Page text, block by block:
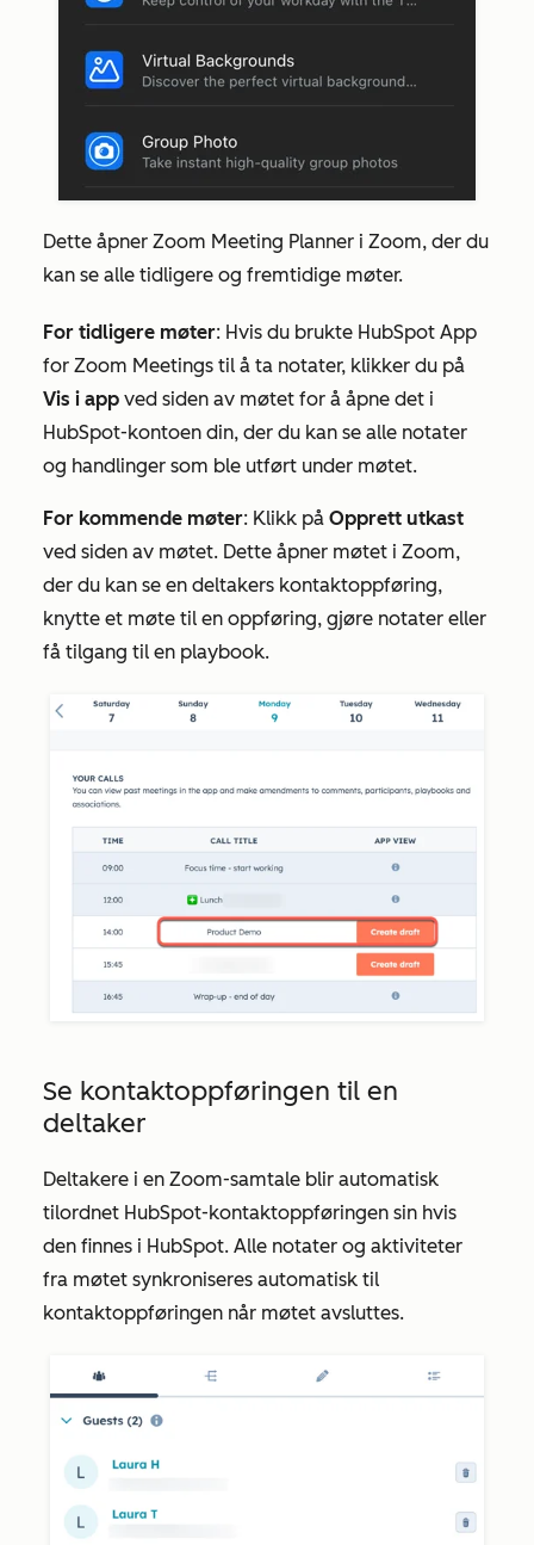
Dette åpner Zoom Meeting Planner i Zoom, der du
kan se alle tidligere og fremtidige møter.
For tidligere møter: Hvis du brukte HubSpot App
for Zoom Meetings til å ta notater, klikker du på
Vis i app ved siden av møtet for å åpne det i
HubSpot-kontoen din, der du kan se alle notater
og handlinger som ble utført under møtet.
For kommende møter: Klikk på Opprett utkast
ved siden av møtet. Dette åpner møtet i Zoom,
der du kan se en deltakers kontaktoppføring,
knytte et møte til en oppføring, gjøre notater eller
få tilgang til en playbook.
Se kontaktoppføringen til en
deltaker
Deltakere i en Zoom-samtale blir automatisk
tilordnet HubSpot-kontaktoppføringen sin hvis
den finnes i HubSpot. Alle notater og aktiviteter
fra møtet synkroniseres automatisk til
kontaktoppføringen når møtet avsluttes.